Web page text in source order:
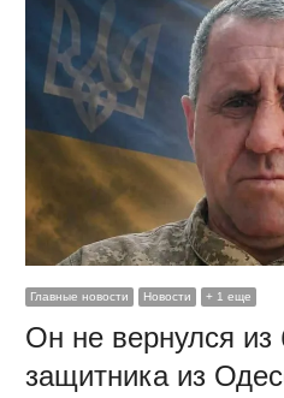
Главные новости Новости + 1 еще
Он не вернулся из
защитника из